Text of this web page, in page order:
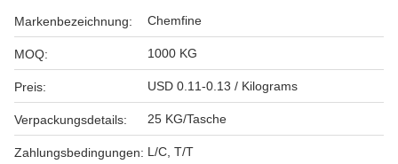
Markenbezeichnung: Chemfine
MOQ: 1000 KG
Preis: USD 0.11-0.13 / Kilograms
Verpackungsdetails: 25 KG/Tasche
Zahlungsbedingungen: L/C, T/T